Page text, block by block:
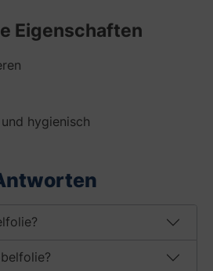
Eigenschaften
hygienisch